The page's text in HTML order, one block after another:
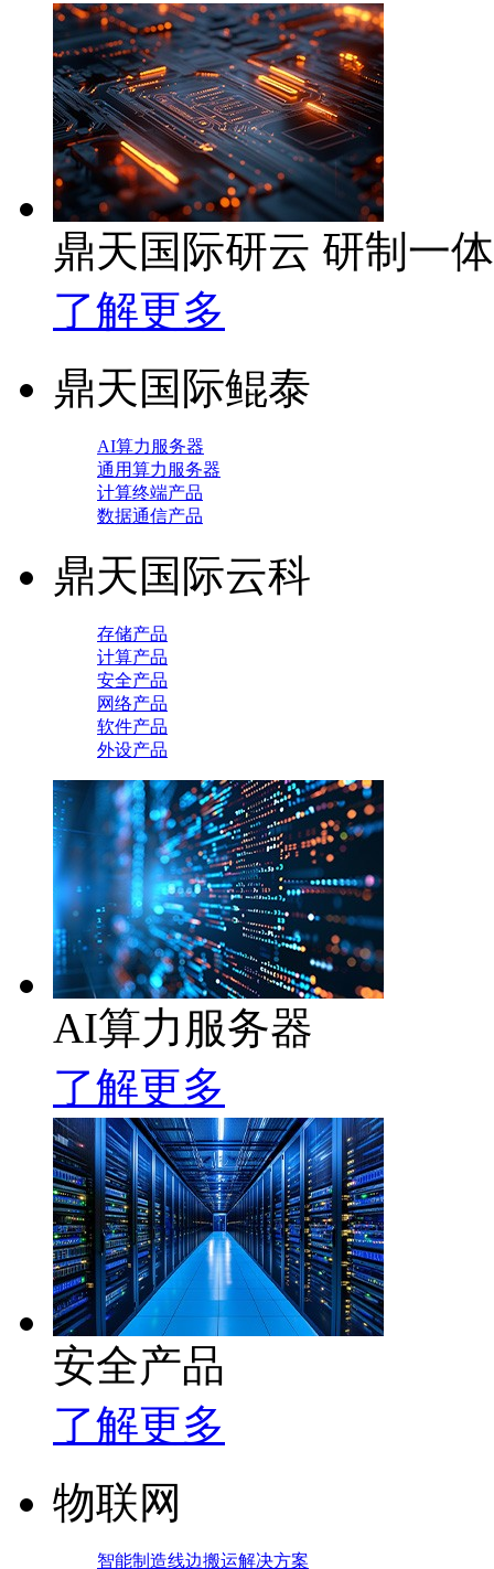
鼎天国际研云 研制一
了解更多
鼎天国际鲲泰
AI算力服务器
通用算力服务器
计算终端产品
数据通信产品
鼎天国际云科
存储产品
计算产品
安全产品
网络产品
软件产品
外设产品
AI算力服务器
了解更多
安全产品
了解更多
物联网
智能制造线边搬运解决方案